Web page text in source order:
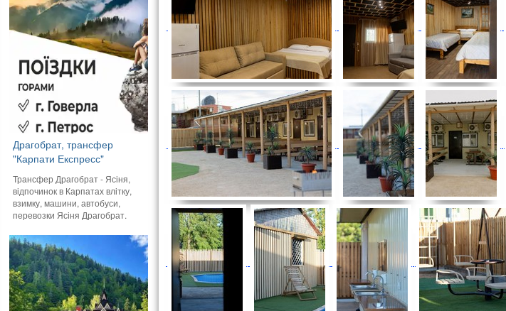
Драгобрат, трансфер
"Карпати Експресс"
Трансфер Драгобрат - Ясіня,
відпочинок в Карпатах влітку,
взимку, машини, автобуси,
перевозки Ясіня Драгобрат.